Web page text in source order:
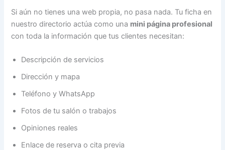
Si aún no tienes una web propia, no pasa nada. Tu ficha en
nuestro directorio actúa como una mini página profesional
con toda la información que tus clientes necesitan:
Descripción de servicios
Dirección y mapa
Teléfono y WhatsApp
Fotos de tu salón o trabajos
Opiniones reales
Enlace de reserva o cita previa